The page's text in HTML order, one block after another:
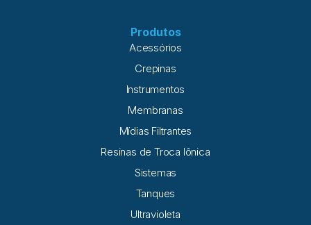
Produtos
Acessórios
Crepinas
Instrumentos
Membranas
Mídias Filtrantes
Resinas de Troca Iônica
Sistemas
Tanques
Ultravioleta